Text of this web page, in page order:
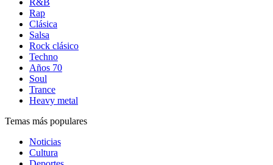
R&B
Rap
Clásica
Salsa
Rock clásico
Techno
Años 70
Soul
Trance
Heavy metal
Temas más populares
Noticias
Cultura